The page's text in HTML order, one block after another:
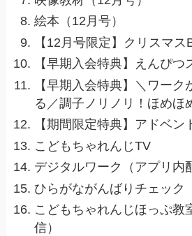
絵本（12月号）
【12月号限定】クリスマス
【早期入会特典】えんぴつ
【早期入会特典】＼ワーク
る／調子ノリノリ！ほめほ
【期間限定特典】アドベン
こどもちゃれんじTV
デジタルワーク（アプリ内
ひらがながんばりチェック
こどもちゃれんじほっぷ教
信）